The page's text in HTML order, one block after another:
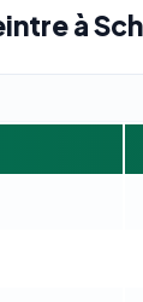
à